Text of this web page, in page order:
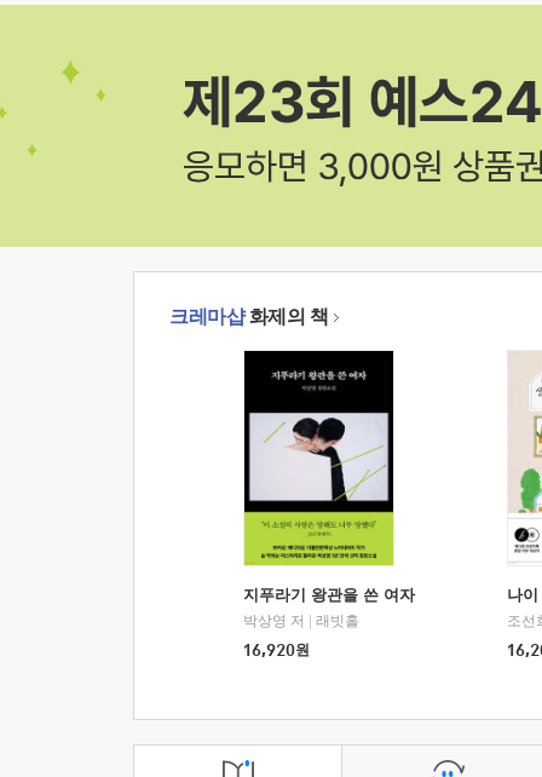
크레마샵화제의 책
지푸라기 왕관을 쓴 여자
박상영 저
래빗홀
16,920원
나
조선